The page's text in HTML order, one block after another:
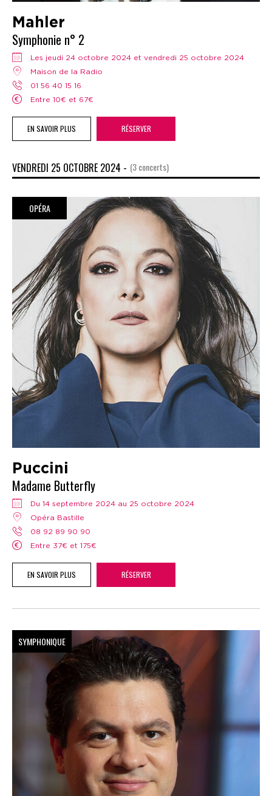
Mahler
Symphonie n° 2
Les jeudi 24 octobre 2024 et vendredi 25 octobre 2024
Maison de la Radio
01 56 40 15 16
Entre 10€ et 67€
EN SAVOIR PLUS RÉSERVER
VENDREDI 25 OCTOBRE 2024 - (3 concerts)
OPÉRA
Puccini
Madame Butterfly
Du 14 septembre 2024 au 25 octobre 2024
Opéra Bastille
08 92 89 90 90
Entre 37€ et 175€
EN SAVOIR PLUS RÉSERVER
SYMPHONIQUE